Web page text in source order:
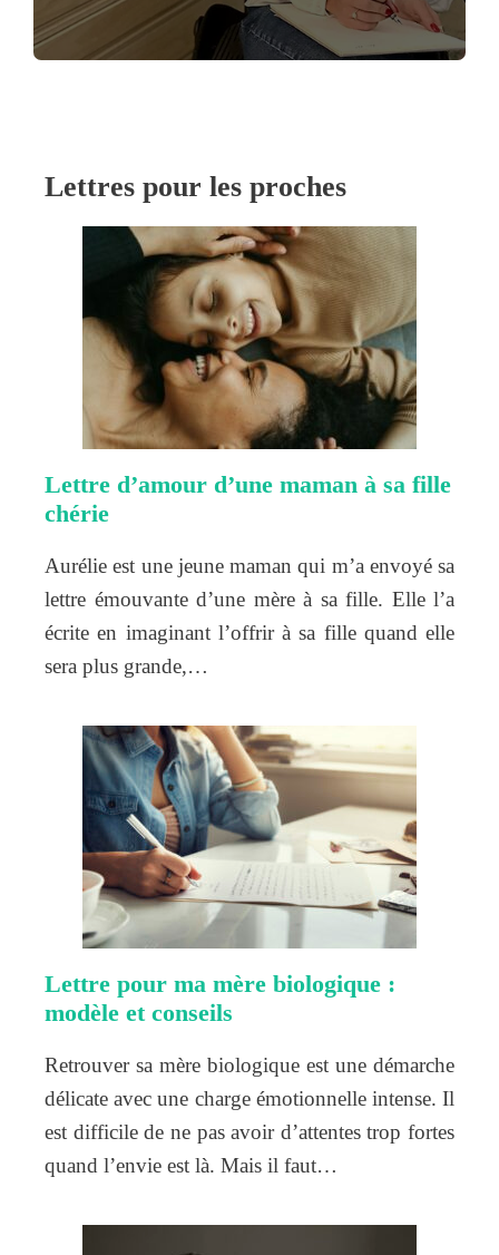
Lettres pour les proches
Lettre d’amour d’une maman à sa fille
chérie
Aurélie est une jeune maman qui m’a envoyé sa
lettre émouvante d’une mère à sa fille. Elle l’a
écrite en imaginant l’offrir à sa fille quand elle
sera plus grande,…
Lettre pour ma mère biologique :
modèle et conseils
Retrouver sa mère biologique est une démarche
délicate avec une charge émotionnelle intense. Il
est difficile de ne pas avoir d’attentes trop fortes
quand l’envie est là. Mais il faut…